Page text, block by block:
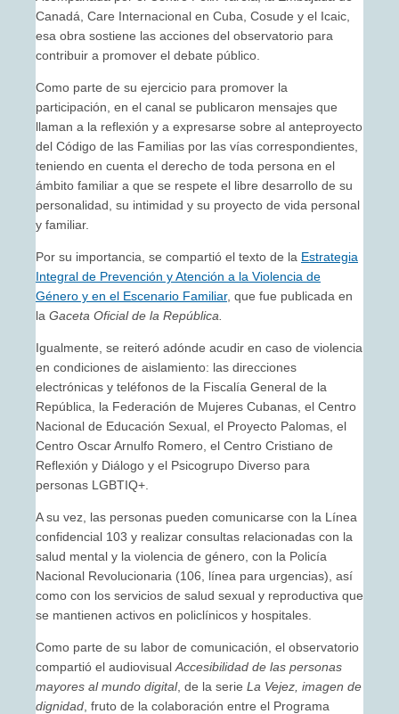
Canadá, Care Internacional en Cuba, Cosude y el Icaic,
esa obra sostiene las acciones del observatorio para
contribuir a promover el debate público.
Como parte de su ejercicio para promover la
participación, en el canal se publicaron mensajes que
llaman a la reflexión y a expresarse sobre al anteproyecto
del Código de las Familias por las vías correspondientes,
teniendo en cuenta el derecho de toda persona en el
ámbito familiar a que se respete el libre desarrollo de su
personalidad, su intimidad y su proyecto de vida personal
y familiar.
Por su importancia, se compartió el texto de la Estrategia
Integral de Prevención y Atención a la Violencia de
Género y en el Escenario Familiar, que fue publicada en
la Gaceta Oficial de la República.
Igualmente, se reiteró adónde acudir en caso de violencia
en condiciones de aislamiento: las direcciones
electrónicas y teléfonos de la Fiscalía General de la
República, la Federación de Mujeres Cubanas, el Centro
Nacional de Educación Sexual, el Proyecto Palomas, el
Centro Oscar Arnulfo Romero, el Centro Cristiano de
Reflexión y Diálogo y el Psicogrupo Diverso para
personas LGBTIQ+.
A su vez, las personas pueden comunicarse con la Línea
confidencial 103 y realizar consultas relacionadas con la
salud mental y la violencia de género, con la Policía
Nacional Revolucionaria (106, línea para urgencias), así
como con los servicios de salud sexual y reproductiva que
se mantienen activos en policlínicos y hospitales.
Como parte de su labor de comunicación, el observatorio
compartió el audiovisual Accesibilidad de las personas
mayores al mundo digital, de la serie La Vejez, imagen de
dignidad , fruto de la colaboración entre el Programa